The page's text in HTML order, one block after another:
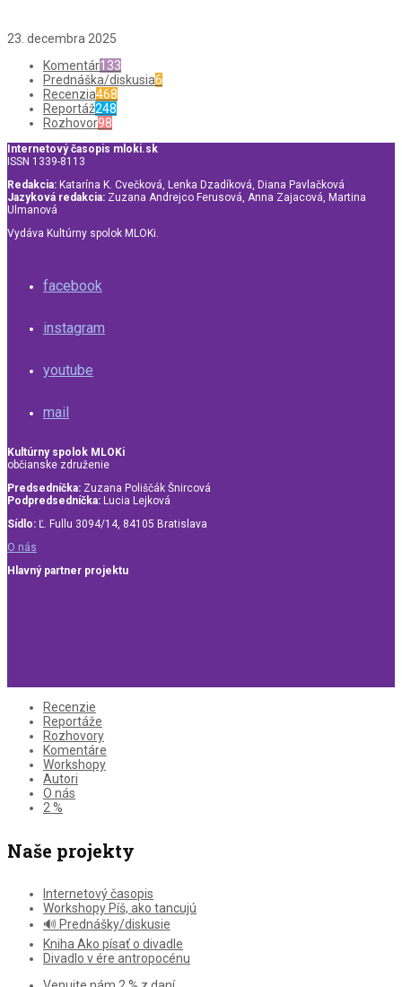
23. decembra 2025
Komentár133
Prednáška/diskusia6
Recenzia468
Reportáž248
Rozhovor98
Internetový časopis mloki.sk
ISSN 1339-8113
Redakcia: Katarína K. Cvečková, Lenka Dzadíková, Diana Pavlačková
Jazyková redakcia: Zuzana Andrejco Ferusová, Anna Zajacová, Martina
Ulmanová
Vydáva Kultúrny spolok MLOKi.
facebook
instagram
youtube
mail
Kultúrny spolok MLOKi
občianske združenie
Predsedníčka: Zuzana Poliščák Šnircová
Podpredsedníčka: Lucia Lejková
Sídlo: Ľ. Fullu 3094/14, 84105 Bratislava
O nás
Hlavný partner projektu
Recenzie
Reportáže
Rozhovory
Komentáre
Workshopy
Autori
O nás
2 %
Naše projekty
Internetový časopis
Workshopy Píš, ako tancujú
🔊 Prednášky/diskusie
Kniha Ako písať o divadle
Divadlo v ére antropocénu